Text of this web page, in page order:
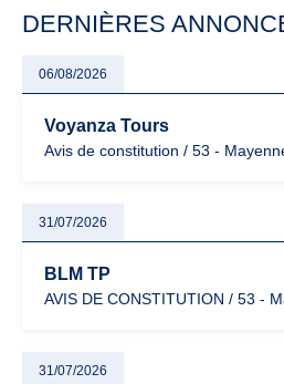
DERNIÈRES
06/08/2026
Voyanza Tours
Avis de constitution / 53 -
31/07/2026
BLM TP
AVIS DE CONSTITUTION / 53 -
31/07/2026